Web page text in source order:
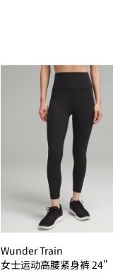
Wunder Train
女士运动高腰紧身裤 24"